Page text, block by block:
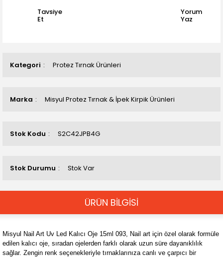
Kategori Protez Tırnak Ürünleri
Marka Misyul Protez Tırnak & İpek Kirpik Ürünleri
Stok Kodu S2C42JPB4G
Stok Durumu Stok Var
Tavsiye
Et
Yorum
Yaz
ÜRÜN BİLGİSİ
Misyul Nail Art Uv Led Kalıcı Oje 15ml 093, Nail art için özel olarak formüle
edilen kalıcı oje, sıradan ojelerden farklı olarak uzun süre dayanıklılık
sağlar. Zengin renk seçenekleriyle tırnaklarınıza canlı ve çarpıcı bir